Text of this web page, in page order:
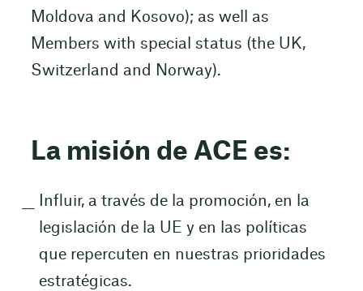
Moldova and Kosovo); as well as
Members with special status (the UK,
Switzerland and Norway).
La misión de ACE es:
Influir, a través de la promoción, en la
legislación de la UE y en las políticas
que repercuten en nuestras prioridades
estratégicas.